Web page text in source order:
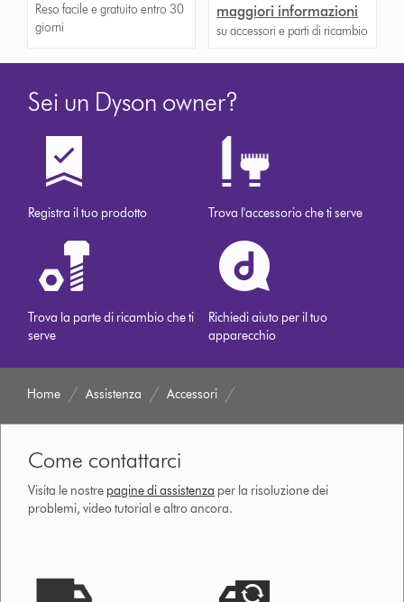
Reso facile e gratuito entro 30
giorni
maggiori informazioni
su accessori e parti di ricambio
Sei un Dyson owner?
Registra il tuo prodotto Trova l'accessorio che ti serve
Trova la parte di ricambio che ti
serve
Richiedi aiuto per il tuo
apparecchio
Home Assistenza Accessori
Come contattarci
Visita le nostre pagine di assistenza per la risoluzione dei
problemi, video tutorial e altro ancora.